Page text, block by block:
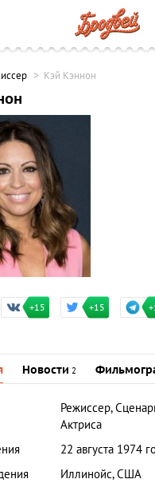
Кэй Кэннон
+15 +15
Новости 2
Режиссер,
Актриса
22 августа 1974
Иллинойс, США